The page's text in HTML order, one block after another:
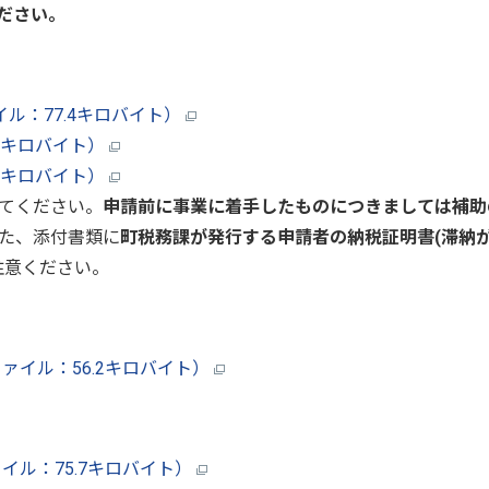
い。
：77.4キロバイト）
ロバイト）
ロバイト）
ください。 申請前に事業に着手したものにつきましては補
、添付書類に町税務課が発行する申請者の納税証明書(滞納
ください。
イル：56.2キロバイト）
ル：75.7キロバイト）